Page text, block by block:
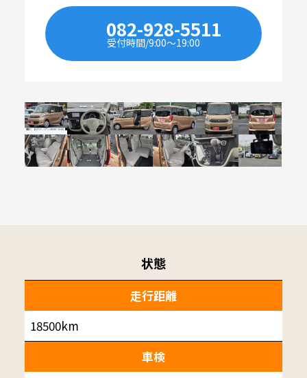
082-928-5511
受付時間/9:00〜19:00
状態
走行距離
18500km
車検